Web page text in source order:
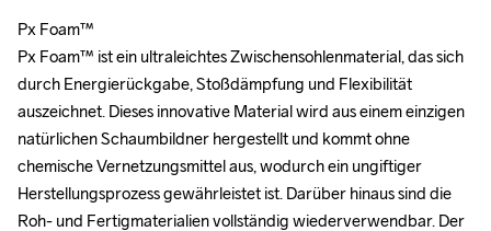
Px Foam™
Px Foam™ ist ein ultraleichtes Zwischensohlenmaterial, das sich
durch Energierückgabe, Stoßdämpfung und Flexibilität
auszeichnet. Dieses innovative Material wird aus einem einzigen
natürlichen Schaumbildner hergestellt und kommt ohne
chemische Vernetzungsmittel aus, wodurch ein ungiftiger
Herstellungsprozess gewährleistet ist. Darüber hinaus sind die
Roh- und Fertigmaterialien vollständig wiederverwendbar. Der
Px Foam™
Px Foam™ ist ein ultraleichtes Zwischensohlenmaterial, das sich
durch Energierückgabe, Stoßdämpfung und Flexibilität
auszeichnet. Dieses innovative Material wird aus einem einzigen
natürlichen Schaumbildner hergestellt und kommt ohne
chemische Vernetzungsmittel aus, wodurch ein ungiftiger
Herstellungsprozess gewährleistet ist. Darüber hinaus sind die
Roh- und Fertigmaterialien vollständig wiederverwendbar. Der